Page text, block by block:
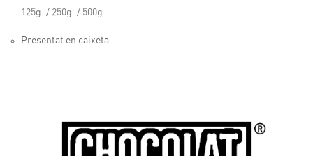
125g. / 250g. / 500g.
Presentat en caixeta.